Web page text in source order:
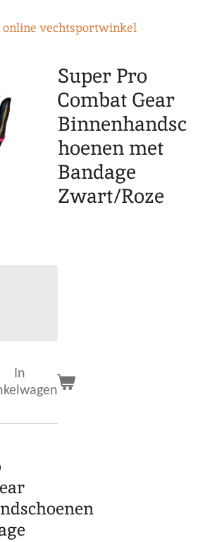
online vechtsportwinkel
Super Pro
Combat Gear
Binnenhandsc
hoenen met
Bandage
Zwart/Roze
In